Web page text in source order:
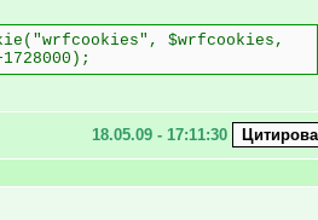
$wrfcookies,
18.05.09 - 17:11:30